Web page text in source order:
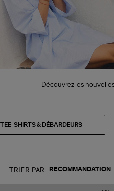
Découvrez les
TEE-SHIRTS & DÉBARDEURS
TRIER PAR